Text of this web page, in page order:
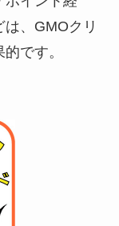
、GMOクリ
です。